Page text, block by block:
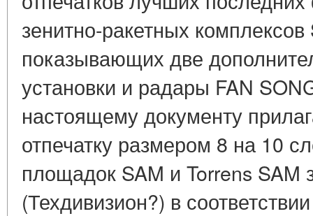
зенитно-ракетных
показывающих две
установки и радары FAN
настоящему документу
отпечатку размером 8 на 10
площадок SAM и Torrens SAM
(Техдивизион?) в